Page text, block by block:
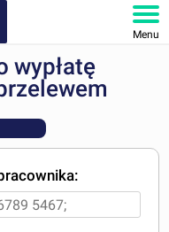
Menu
wypłatę